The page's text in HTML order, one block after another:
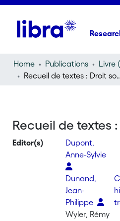
Home Publications
Livre
Recueil de
Recueil de textes
Editor(s)
Dupont,
Anne-Sylvie
Dunand,
Jean-
Philippe
Wyler, Rémy